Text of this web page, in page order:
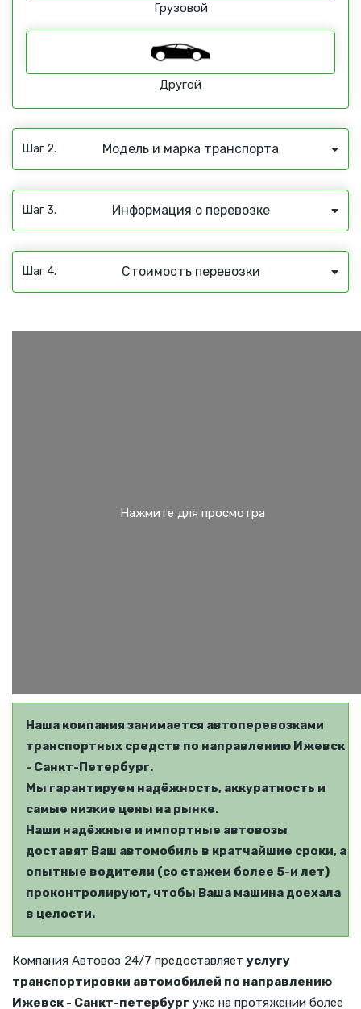
Грузовой
Другой
Шаг 2. Модель и марка транспорта
Шаг 3. Информация о перевозке
Шаг 4. Стоимость перевозки
Наша компания занимается автоперевозками
транспортных средств по направлению Ижевск
- Санкт-Петербург.
Мы гарантируем надёжность, аккуратность и
самые низкие цены на рынке.
Наши надёжные и импортные автовозы
доставят Ваш автомобиль в кратчайшие сроки, а
опытные водители (со стажем более 5-и лет)
проконтролируют, чтобы Ваша машина доехала
в целости.
Компания Автовоз 24/7 предоставляет услугу
транспортировки автомобилей по направлению
Ижевск - Санкт-петербург уже на протяжении более